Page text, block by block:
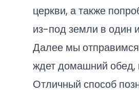
церкви, а также
из-под земли в один
Далее мы
ждет домашний обед,
Отличный способ